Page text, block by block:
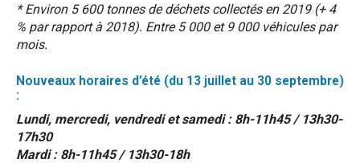
* Environ 5 600 tonnes de déchets collectés en 2019 (+ 4
% par rapport à 2018). Entre 5 000 et 9 000 véhicules par
mois.
Nouveaux horaires d’été (du 13 juillet au 30 septembre)
:
Lundi, mercredi, vendredi et samedi : 8h-11h45 / 13h30-
17h30
Mardi : 8h-11h45 / 13h30-18h